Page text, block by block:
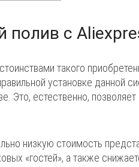
полив с
такого
установке данной
Это, естественно,
низкую стоимость
«гостей», а также